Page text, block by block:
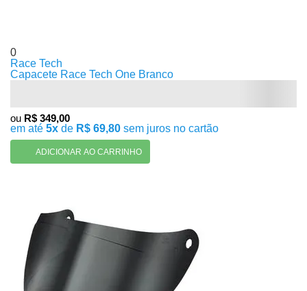
0
Race Tech
Capacete Race Tech One Branco
ou R$ 349,00
em até 5x de R$ 69,80 sem juros no cartão
ADICIONAR AO CARRINHO